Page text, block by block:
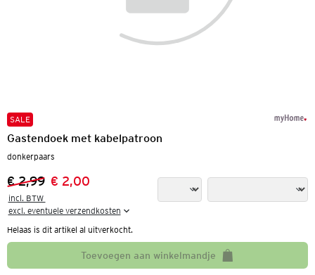
SALE
Gastendoek met kabelpatroon
donkerpaars
Vorige prijs:
€ 2,99
Nieuwe prijs:
€ 2,00
incl. BTW
excl. eventuele verzendkosten
Helaas is dit artikel al uitverkocht.
Toevoegen aan winkelmandje